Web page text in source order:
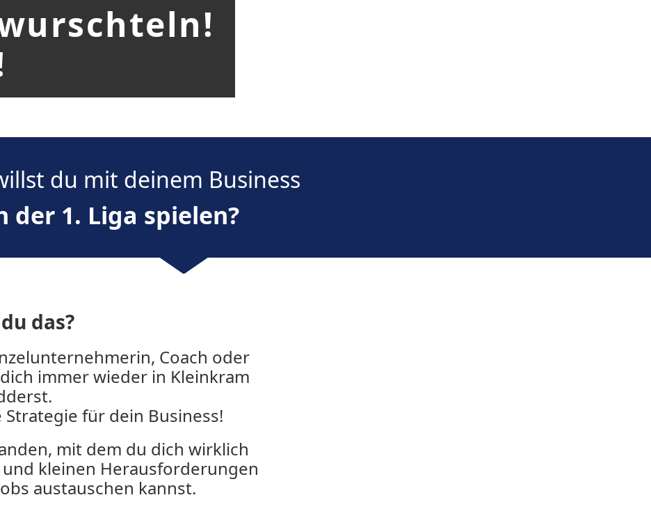
du mit deinem Business
der 1. Liga spielen?
das?
Coach oder
immer wieder in Kleinkram
für dein Business!
mit dem du dich wirklich
kleinen Herausforderungen
austauschen kannst.